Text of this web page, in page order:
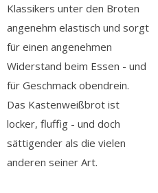
Klassikers unter den Broten
angenehm elastisch und sorgt
für einen angenehmen
Widerstand beim Essen - und
für Geschmack obendrein.
Das Kastenweißbrot ist
locker, fluffig - und doch
sättigender als die vielen
anderen seiner Art.